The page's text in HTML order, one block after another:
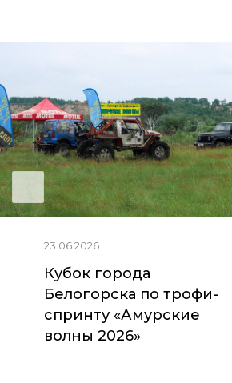
23.06.2026
Кубок города
Белогорска по трофи-
спринту «Амурские
волны 2026»